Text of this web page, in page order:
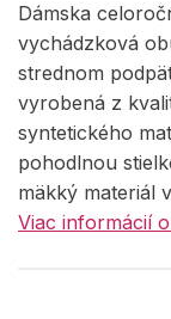
Dámska
vychádzková
strednom
vyrobená z
syntetického
pohodlnou
mäkký materiál
Viac informácií